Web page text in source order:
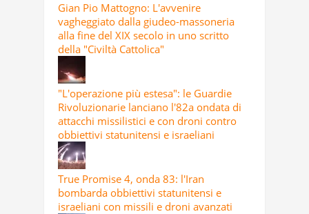
Gian Pio Mattogno: L'avvenire
vagheggiato dalla giudeo-massoneria
alla fine del XIX secolo in uno scritto
della "Civiltà Cattolica"
"L'operazione più estesa": le Guardie
Rivoluzionarie lanciano l'82a ondata di
attacchi missilistici e con droni contro
obbiettivi statunitensi e israeliani
True Promise 4, onda 83: l'Iran
bombarda obbiettivi statunitensi e
israeliani con missili e droni avanzati